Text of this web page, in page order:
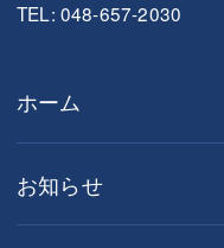
TEL: 048-657-2030
ホーム
お知らせ